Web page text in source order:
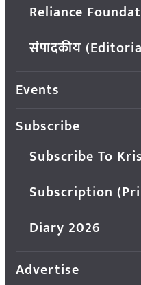
Reliance
संपादकीय
Events
Subscribe
Subscribe To
Subscription
Diary 2026
Advertise